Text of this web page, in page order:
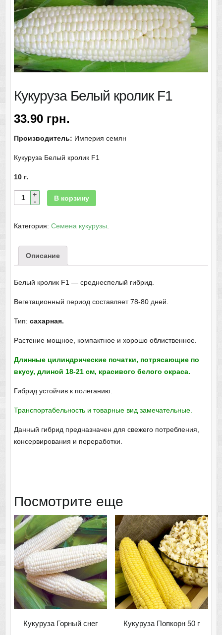
Кукуруза Белый кролик F1
33.90 грн.
Производитель: Империя семян
Кукуруза Белый кролик F1
10 г.
В корзину
Категория: Семена кукурузы
Описание
Белый кролик F1 — среднеспелый гибрид.
Вегетационный период составляет 78-80 дней.
Тип: сахарная.
Растение мощное, компактное и хорошо облиственное.
Длинные цилиндрические початки, потрясающие по
вкусу, длиной 18-21 см, красивого белого окраса.
Гибрид устойчив к полеганию.
Транспортабельность и товарные вид замечательные.
Данный гибрид предназначен для свежего потребления,
консервирования и переработки.
Посмотрите еще
Кукуруза Горный снег Кукуруза Попкорн 50 г